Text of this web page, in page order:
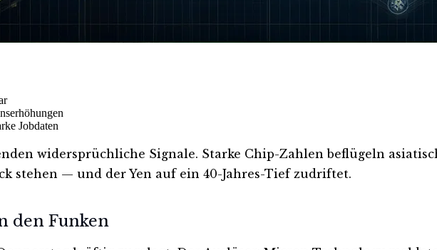
Jobdaten
widersprüchliche Signale. Starke Chip-Zahlen beflügeln
stehen — und der Yen auf ein 40-Jahres-Tief zudriftet.
den Funken